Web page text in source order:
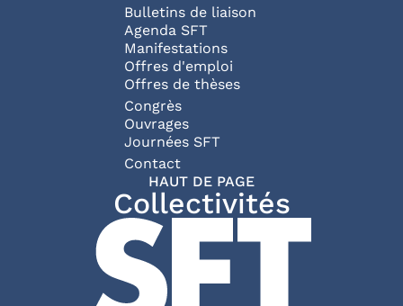
Bulletins de liaison
Agenda SFT
Manifestations
Offres d'emploi
Offres de thèses
Congrès
Ouvrages
Journées SFT
Pied de page
Contact
HAUT DE PAGE
Collectivités